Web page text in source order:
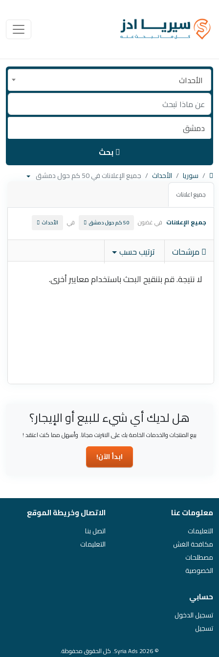
الأحداث
بحث
سوريا الأحداث جميع الإعلانات في 50 كم حول دمشق
جميع اعلانات
جميع الإعلانات في غضون 50 كم حول دمشق في الأحداث
مرشحات
ترتيب حسب
لا نتيجة. قم بتنقيح البحث باستخدام معايير أخرى.
هل لديك أي شيء للبيع أو الإيجار؟
بيع المنتجات والخدمات الخاصة بك على الانترنت مجانا. وأسهل مما كنت اعتقد !
ابدأ الآن!
معلومات عنا
التعليمات
مكافحة الغش
مصطلحات
الخصوصية
الاتصال وخريطة الموقع
اتصل بنا
التعليمات
حسابي
تسجيل الدخول
تسجيل
© 2026 Syria Ads. كل الحقوق محفوظة.